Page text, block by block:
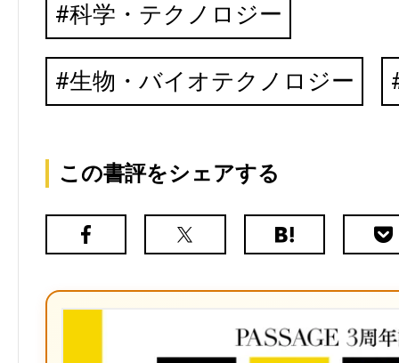
科学・テクノロジー
生物・バイオテクノロジー
この書評をシェアする
Facebook
X（旧
は
ク
マ